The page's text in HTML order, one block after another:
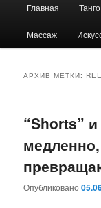
Перейти
к
Перейти
к
Главная Танго
Массаж
АРХИВ МЕТКИ:
“Shorts”
Опубликовано